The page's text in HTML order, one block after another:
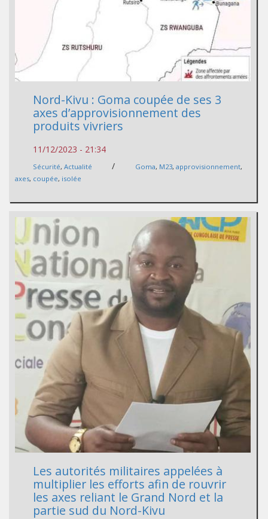
Nord-Kivu : Goma coupée de ses 3
axes d’approvisionnement des
produits vivriers
11/12/2023 - 21:34
Sécurité, Actualité / Goma, M23, approvisionnement,
axes, coupée, isolée
Les autorités militaires appelées à
multiplier les efforts afin de rouvrir
les axes reliant le Grand Nord et la
partie sud du Nord-Kivu